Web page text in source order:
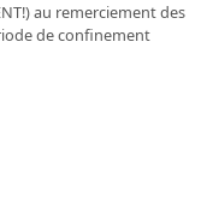
au remerciementdes
de confinement